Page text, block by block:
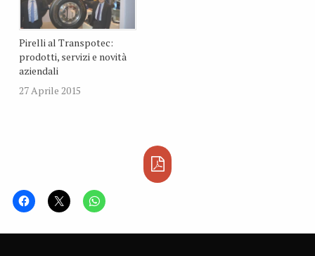
Pirelli al Transpotec:
prodotti, servizi e novità
aziendali
27 Aprile 2015